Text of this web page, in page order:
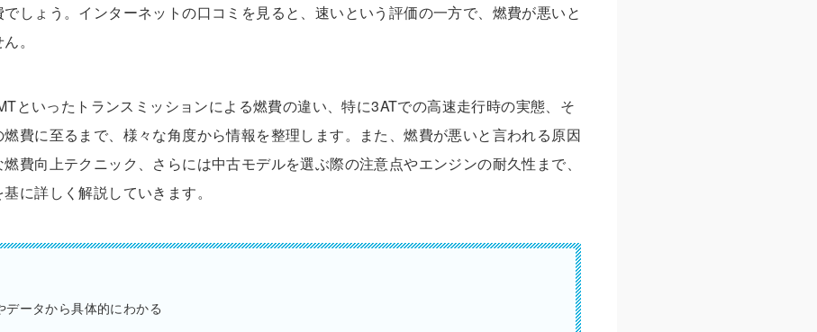
しょう。インターネットの口コミを見ると、速いという評価の一方で、燃費が悪いと
。
といったトランスミッションによる燃費の違い、特に3ATでの高速走行時の実態、そ
費に至るまで、様々な角度から情報を整理します。また、燃費が悪いと言われる原因
費向上テクニック、さらには中古モデルを選ぶ際の注意点やエンジンの耐久性まで、
に詳しく解説していきます。
データから具体的にわかる